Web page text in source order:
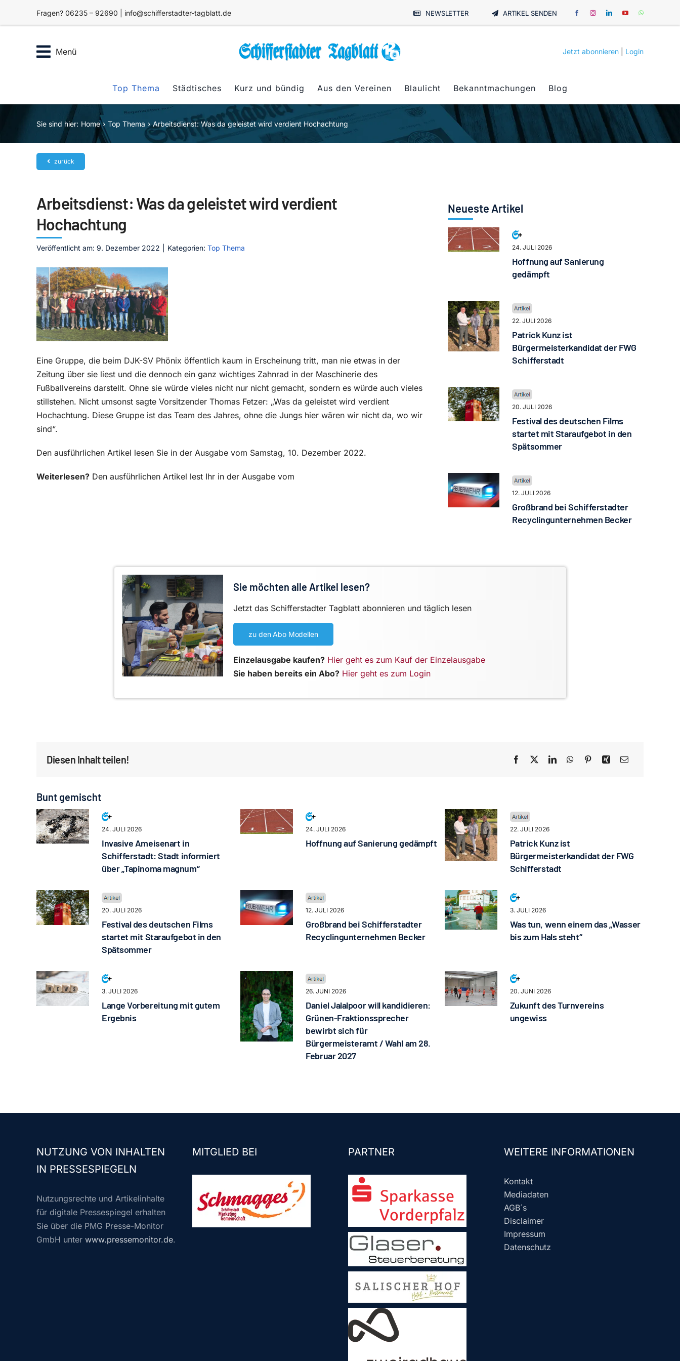
Fragen? 06235 – 92690 | info@schifferstadter-tagblatt.de NEWSLETTER ARTIKEL SENDEN
Menü Jetzt abonnieren Login
Top Thema Städtisches Kurz und bündig Aus den Vereinen Blaulicht Bekanntmachungen Blog
Sie sind hier: Home Top Thema Arbeitsdienst: Was da geleistet wird verdient Hochachtung
zurück
Arbeitsdienst: Was da geleistet wird verdient
Hochachtung
Veröffentlicht am: 9. Dezember 2022 Kategorien: Top Thema
Eine Gruppe, die beim DJK-SV Phönix öffentlich kaum in Erscheinung tritt, man nie etwas in der
Zeitung über sie liest und die dennoch ein ganz wichtiges Zahnrad in der Maschinerie des
Fußballvereins darstellt. Ohne sie würde vieles nicht nur nicht gemacht, sondern es würde auch vieles
stillstehen. Nicht umsonst sagte Vorsitzender Thomas Fetzer: „Was da geleistet wird verdient
Hochachtung. Diese Gruppe ist das Team des Jahres, ohne die Jungs hier wären wir nicht da, wo wir
sind“.
Den ausführlichen Artikel lesen Sie in der Ausgabe vom Samstag, 10. Dezember 2022.
Weiterlesen? Den ausführlichen Artikel lest Ihr in der Ausgabe vom
Neueste Artikel
24. JULI 2026
Hoffnung auf Sanierung
gedämpft
22. JULI 2026
Patrick Kunz ist
Bürgermeisterkandidat der FWG
Schifferstadt
20. JULI 2026
Festival des deutschen Films
startet mit Staraufgebot in den
Spätsommer
12. JULI 2026
Großbrand bei Schifferstadter
Recyclingunternehmen Becker
Sie möchten alle Artikel lesen?
Jetzt das Schifferstadter Tagblatt abonnieren und täglich lesen
zu den Abo Modellen
Einzelausgabe kaufen? Hier geht es zum Kauf der Einzelausgabe
Sie haben bereits ein Abo? Hier geht es zum Login
Diesen Inhalt teilen!
Bunt gemischt
24. JULI 2026
Invasive Ameisenart in
Schifferstadt: Stadt informiert
über „Tapinoma magnum“
24. JULI 2026
Hoffnung auf Sanierung gedämpft
22. JULI 2026
Patrick Kunz ist
Bürgermeisterkandidat der FWG
Schifferstadt
20. JULI 2026
Festival des deutschen Films
startet mit Staraufgebot in den
Spätsommer
12. JULI 2026
Großbrand bei Schifferstadter
Recyclingunternehmen Becker
3. JULI 2026
Was tun, wenn einem das „Wasser
bis zum Hals steht“
3. JULI 2026
Lange Vorbereitung mit gutem
Ergebnis
26. JUNI 2026
Daniel Jalalpoor will kandidieren:
Grünen-Fraktionssprecher
bewirbt sich für
Bürgermeisteramt / Wahl am 28.
Februar 2027
20. JUNI 2026
Zukunft des Turnvereins
ungewiss
NUTZUNG VON INHALTEN
IN PRESSESPIEGELN
Nutzungsrechte und Artikelinhalte
für digitale Pressespiegel erhalten
Sie über die PMG Presse-Monitor
GmbH unter www.pressemonitor.de.
MITGLIED BEI PARTNER WEITERE INFORMATIONEN
Kontakt
Mediadaten
AGB´s
Disclaimer
Impressum
Datenschutz